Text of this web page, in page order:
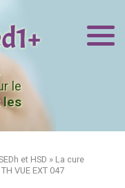
le
les
et HSD » La cure
VUE EXT 047